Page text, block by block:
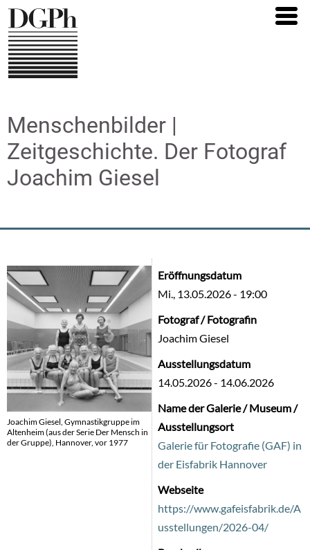
Direkt
zum
Inhalt
Menschenbilder |
Zeitgeschichte. Der Fotograf
Joachim Giesel
Joachim Giesel, Gymnastikgruppe im
Altenheim (aus der Serie Der Mensch in
der Gruppe), Hannover, vor 1977
Eröffnungsdatum
Mi., 13.05.2026 - 19:00
Fotograf / Fotografin
Joachim Giesel
Ausstellungsdatum
14.05.2026- 14.06.2026
Name der Galerie / Museum /
Ausstellungsort
Galerie für Fotografie (GAF) in
der Eisfabrik Hannover
Webseite
https://www.gafeisfabrik.de/A
usstellungen/2026-04/